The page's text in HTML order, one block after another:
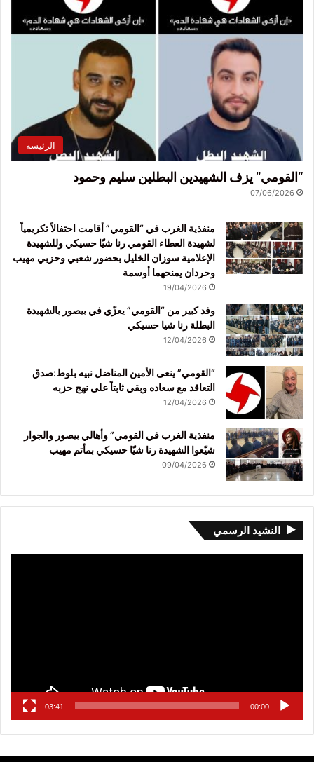
الرئيسة
“القومي” يزف الشهيدين البطلين سليم وحمود
07/06/2026
منفذية الغرب في “القومي” أقامت احتفالاً تكريمياً
لشهيدة العطاء القومي رنا شيّا حسيكي وللشهيدة
الإعلامية سوزان الخليل بحضور شعبي وحزبي مهيب
وحردان يمنحهما أوسمة
19/04/2026
وفد كبير من “القومي” يعزّي في بيصور بالشهيدة
البطلة رنا شيا حسيكي
12/04/2026
“القومي” ينعى الأمين المناضل نبيه بلوط:صدق
التعاقد مع سعاده وبقي ثابتاً على نهج حزبه
12/04/2026
منفذية الغرب في القومي” وأهالي بيصور والجوار
شيّعوا الشهيدة رنا شيّا حسيكي بمأتم مهيب
09/04/2026
النشيد الرسمي
00:00
03:41